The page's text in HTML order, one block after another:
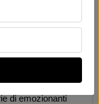
Las Margas!
il nostro hotel
di emozionanti